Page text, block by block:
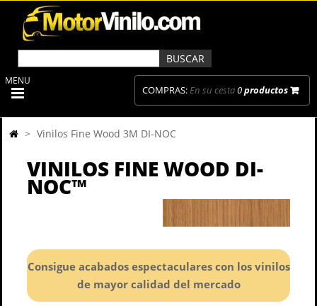
COMPRAS:En su cesta0productos
MENU
> Vinilos Fine Wood 3M DI-NOC
VINILOS FINE WOOD DI-
NOC™
Consigue acabados espectaculares con los vinilos
de mayor calidad del mercado